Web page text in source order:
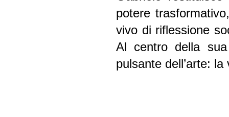
potere
vivo di riflessione
Al centro della
pulsante dell’arte: la